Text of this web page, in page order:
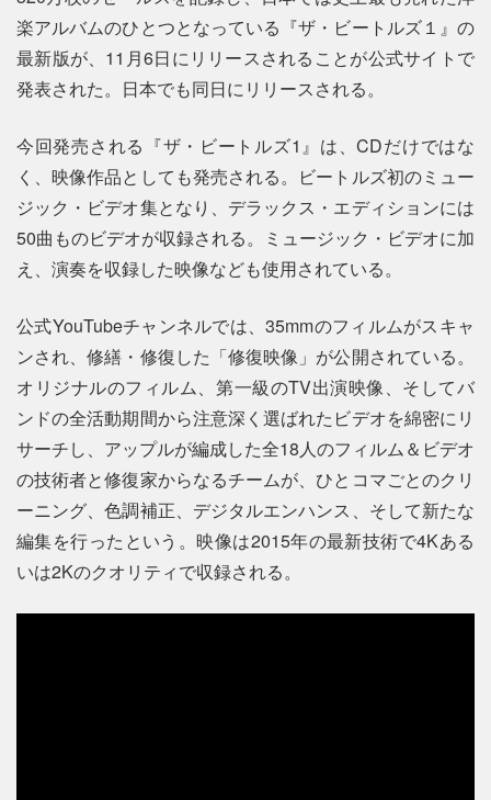
楽アルバムのひとつとなっている『ザ・ビートルズ１』の
最新版が、11月6日にリリースされることが公式サイトで
発表された。日本でも同日にリリースされる。
今回発売される『ザ・ビートルズ1』は、CDだけではな
く、映像作品としても発売される。ビートルズ初のミュー
ジック・ビデオ集となり、デラックス・エディションには
50曲ものビデオが収録される。ミュージック・ビデオに加
え、演奏を収録した映像なども使用されている。
公式YouTubeチャンネルでは、35mmのフィルムがスキャ
ンされ、修繕・修復した「修復映像」が公開されている。
オリジナルのフィルム、第一級のTV出演映像、そしてバ
ンドの全活動期間から注意深く選ばれたビデオを綿密にリ
サーチし、アップルが編成した全18人のフィルム＆ビデオ
の技術者と修復家からなるチームが、ひとコマごとのクリ
ーニング、色調補正、デジタルエンハンス、そして新たな
編集を行ったという。映像は2015年の最新技術で4Kある
いは2Kのクオリティで収録される。